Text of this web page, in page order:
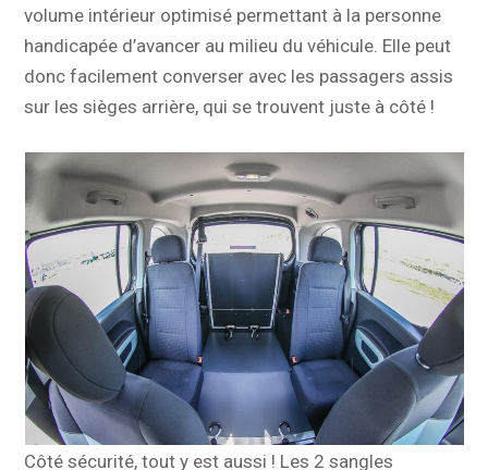
volume intérieur optimisé permettant à la personne
handicapée d’avancer au milieu du véhicule. Elle peut
donc facilement converser avec les passagers assis
sur les sièges arrière, qui se trouvent juste à côté !
Côté sécurité, tout y est aussi ! Les 2 sangles